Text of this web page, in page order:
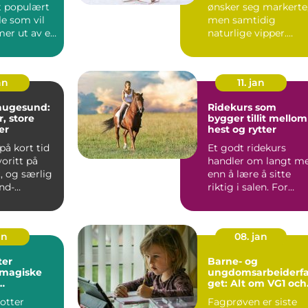
populært
som vil
ut av en
ønsker seg markerte,
men samtidig
naturlige vipper.
hverda...
store
kort tid
på
og særlig
11. jan
Ridekurs som
bygger tillit mellom
hest og rytter
Et godt ridekurs
handler om langt
enn å lære å sitte
riktig i salen. For
starten ...
08. jan
Barne- og
ungdomsarbeiderfa
get: Alt om VG1 och
Fagprøven er siste